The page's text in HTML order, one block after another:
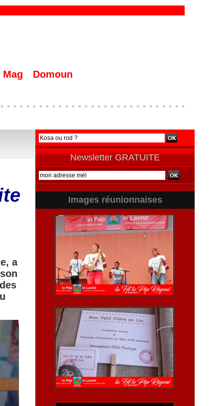
Mag Domoun
a
Newsletter GRATUITE
Images réunionnaises